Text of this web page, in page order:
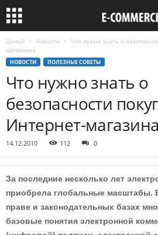
Домой Новости
Что нужно знать о
магазинах
НОВОСТИ ПОЛЕЗНЫЕ СОВЕТЫ
Что нужно знать о
безопасности
Интернет-
14.12.2010 112 0
За последние несколько лет
приобрела глобальные масштабы.
праве и законодательных базах
базовые понятия электронной